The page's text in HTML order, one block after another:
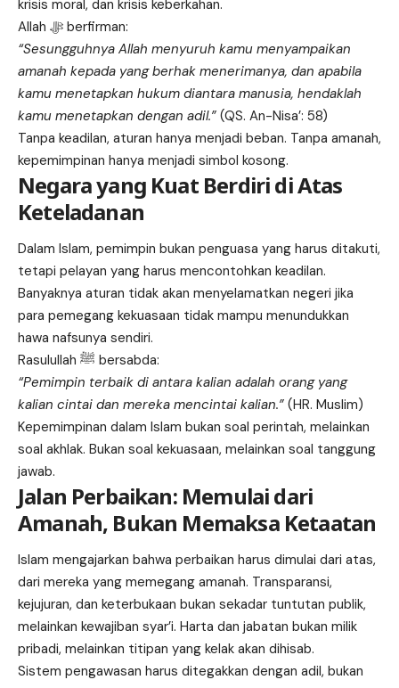
krisis moral, dan krisis keberkahan.
Allah ﷻ berfirman:
“Sesungguhnya Allah menyuruh kamu menyampaikan
amanah kepada yang berhak menerimanya, dan apabila
kamu menetapkan hukum diantara manusia, hendaklah
kamu menetapkan dengan adil.” (QS. An-Nisa’: 58)
Tanpa keadilan, aturan hanya menjadi beban. Tanpa amanah,
kepemimpinan hanya menjadi simbol kosong.
Negara yang Kuat Berdiri di Atas
Keteladanan
Dalam Islam, pemimpin bukan penguasa yang harus ditakuti,
tetapi pelayan yang harus mencontohkan keadilan.
Banyaknya aturan tidak akan menyelamatkan negeri jika
para pemegang kekuasaan tidak mampu menundukkan
hawa nafsunya sendiri.
Rasulullah ﷺ bersabda:
“Pemimpin terbaik di antara kalian adalah orang yang
kalian cintai dan mereka mencintai kalian.” (HR. Muslim)
Kepemimpinan dalam Islam bukan soal perintah, melainkan
soal akhlak. Bukan soal kekuasaan, melainkan soal tanggung
jawab.
Jalan Perbaikan: Memulai dari
Amanah, Bukan Memaksa Ketaatan
Islam mengajarkan bahwa perbaikan harus dimulai dari atas,
dari mereka yang memegang amanah. Transparansi,
kejujuran, dan keterbukaan bukan sekadar tuntutan publik,
melainkan kewajiban syar’i. Harta dan jabatan bukan milik
pribadi, melainkan titipan yang kelak akan dihisab.
Sistem pengawasan harus ditegakkan dengan adil, bukan